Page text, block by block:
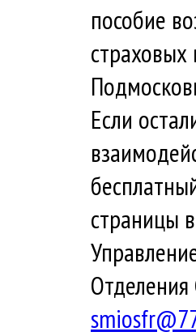
пособие
Если
страницы